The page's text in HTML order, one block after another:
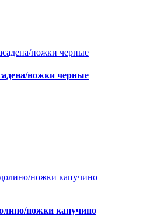
ножки черные
ножки капучино